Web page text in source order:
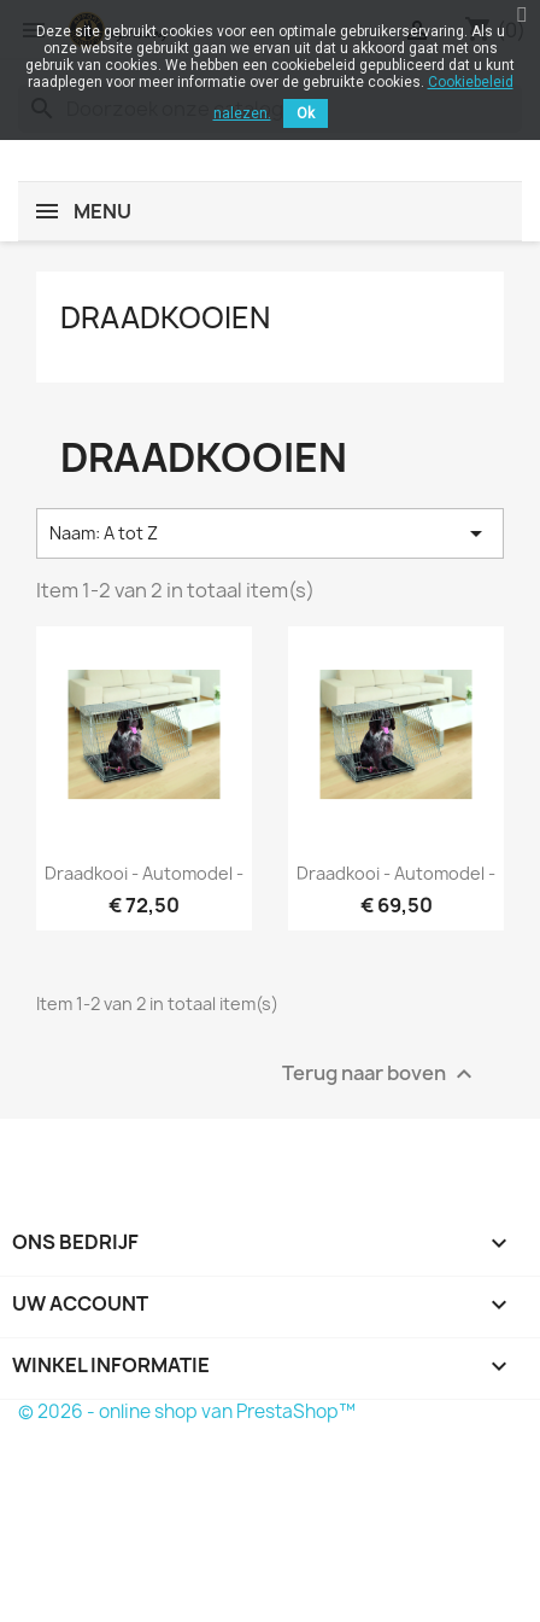
 shopping_cart (0)

MENU
DRAADKOOIEN
DRAADKOOIEN
Naam: A tot Z 
Item 1-2 van 2 in totaal item(s)
Snel bekijken
Draadkooi - Automodel -
€ 72,50
Snel bekijken
Draadkooi - Automodel -
€ 69,50
Item 1-2 van 2 in totaal item(s)
Terug naar boven 
ONS BEDRIJF 
UW ACCOUNT 
WINKEL INFORMATIE keyboard_arrow_down
© 2026 - online shop van PrestaShop™
Deze site gebruikt cookies voor een optimale gebruikerservaring. Als u
onze website gebruikt gaan we ervan uit dat u akkoord gaat met ons
gebruik van cookies. We hebben een cookiebeleid gepubliceerd dat u kunt
raadplegen voor meer informatie over de gebruikte cookies. Cookiebeleid
nalezen.
Ok